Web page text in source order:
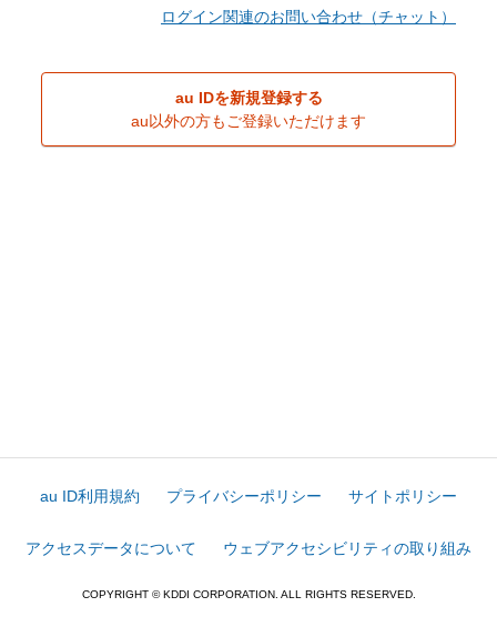
ログイン関連のお問い合わせ（チャット）
au IDを新規登録する
au以外の方もご登録いただけます
au ID利用規約 プライバシーポリシー サイトポリシー
アクセスデータについて ウェブアクセシビリティの取り組み
COPYRIGHT © KDDI CORPORATION. ALL RIGHTS RESERVED.